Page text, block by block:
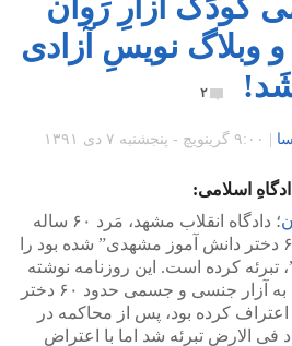
و وبلاگ نویسِ آزادی
۲
۹:۰۰ گرينويچ - پنجشنبه ۷ دی ۱۳۹۱
اسلامی:
؛ دادگاه انقلاب مشهد، مَرد ۶۰ ساله
ای که مُتهم به تجاوز به “۶۰ دختر دانش آموز مشهدی” شده بود را
تبرئه کرده است. این روزنامه نوشته
است: این مرد ۶۰ ساله که به آزار جنسی و جسمی حدود ۶۰ دختر
۶ تا ۱۰ ساله اعتراف کرده بود، پس از محاکمه در
فی الارض تبرئه شد اما با اعتراض